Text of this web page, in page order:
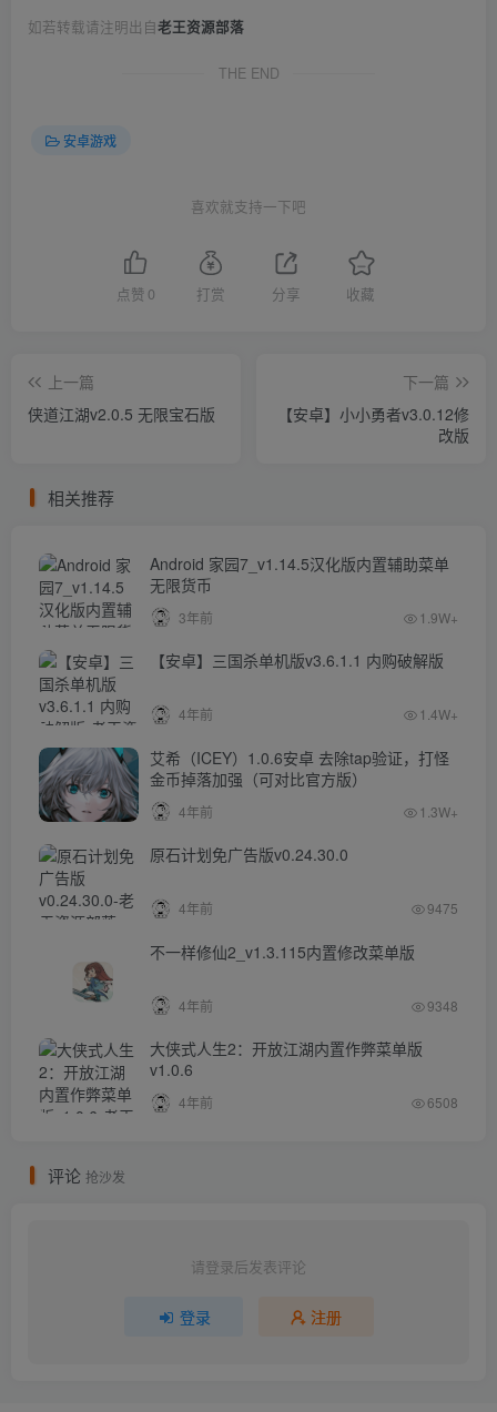
如若转载请注明出自老王资源部落
THE END
安卓游戏
喜欢就支持一下吧
点赞 0 打赏 分享 收藏
上一篇
侠道江湖v2.0.5 无限宝石版
下一篇
【安卓】小小勇者v3.0.12修
改版
相关推荐
Android 家园7_v1.14.5汉化版内置辅助菜单
无限货币
3年前 1.9W+
【安卓】三国杀单机版v3.6.1.1 内购破解版
4年前 1.4W+
艾希（ICEY）1.0.6安卓 去除tap验证，打怪
金币掉落加强（可对比官方版）
4年前 1.3W+
原石计划免广告版v0.24.30.0
4年前 9475
不一样修仙2_v1.3.115内置修改菜单版
4年前 9348
大侠式人生2：开放江湖内置作弊菜单版
v1.0.6
4年前 6508
评论 抢沙发
请登录后发表评论
登录 注册